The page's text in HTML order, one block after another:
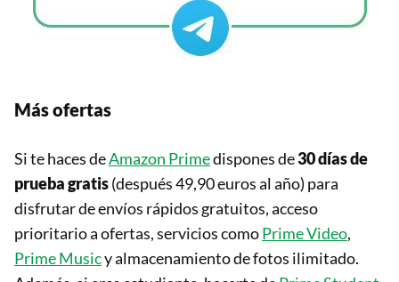
Más ofertas
Si te haces deAmazon Primedispones de30 días de
prueba gratis(después 49,90 euros al año) para
disfrutar de envíos rápidos gratuitos, acceso
prioritario a ofertas, servicios comoPrime Video,
Prime Musicy almacenamiento de fotos ilimitado.